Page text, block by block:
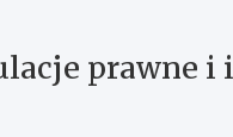
prawne i